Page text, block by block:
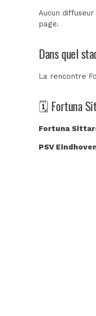
Aucun
page.
Dans quel
La rencontre
🗓️ Fortuna
Fortuna
PSV